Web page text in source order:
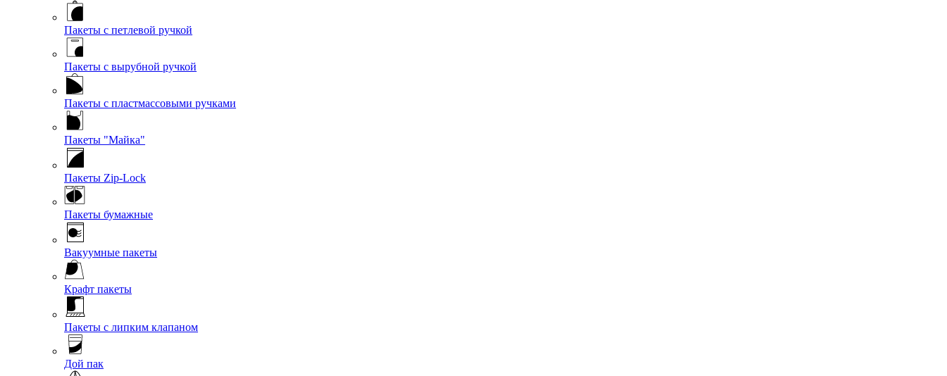
Пакеты с петлевой ручкой
Пакеты с вырубной ручкой
Пакеты с пластмассовыми ручками
Пакеты "Майка"
Пакеты Zip-Lock
Пакеты бумажные
Вакуумные пакеты
Крафт пакеты
Пакеты с липким клапаном
Дой пак